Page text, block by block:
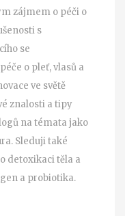
zájmem o péči o
s
se
o pleť, vlasů a
ve světě
znalosti a tipy
na témata jako
Sleduji také
detoxikaci těla a
a probiotika.